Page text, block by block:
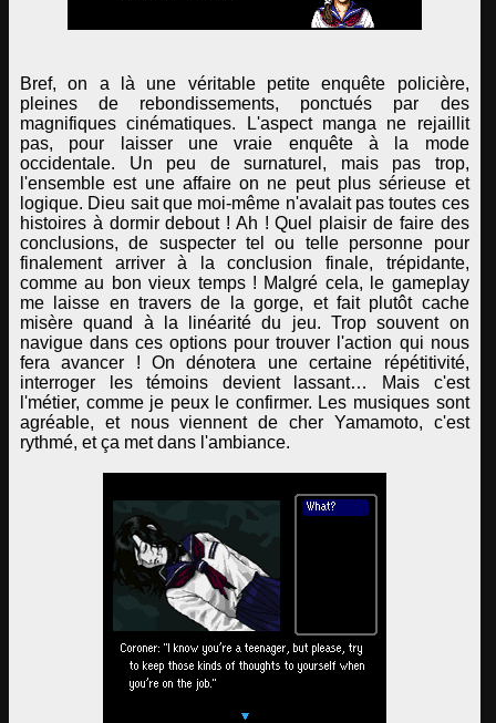
Bref, on a là une véritable petite enquête policière,
pleines de rebondissements, ponctués par des
magnifiques cinématiques. L'aspect manga ne rejaillit
pas, pour laisser une vraie enquête à la mode
occidentale. Un peu de surnaturel, mais pas trop,
l'ensemble est une affaire on ne peut plus sérieuse et
logique. Dieu sait que moi-même n'avalait pas toutes ces
histoires à dormir debout ! Ah ! Quel plaisir de faire des
conclusions, de suspecter tel ou telle personne pour
finalement arriver à la conclusion finale, trépidante,
comme au bon vieux temps ! Malgré cela, le gameplay
me laisse en travers de la gorge, et fait plutôt cache
misère quand à la linéarité du jeu. Trop souvent on
navigue dans ces options pour trouver l'action qui nous
fera avancer ! On dénotera une certaine répétitivité,
interroger les témoins devient lassant… Mais c'est
l'métier, comme je peux le confirmer. Les musiques sont
agréable, et nous viennent de cher Yamamoto, c'est
rythmé, et ça met dans l'ambiance.